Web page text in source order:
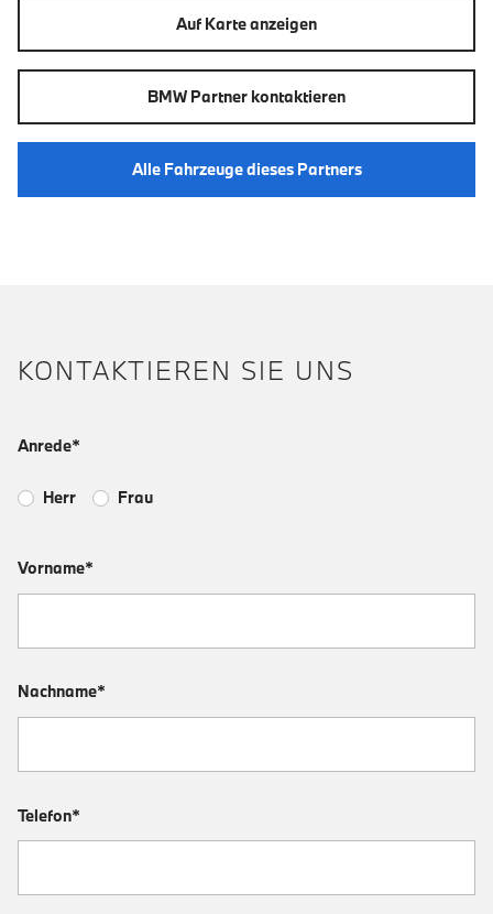
Auf Karte anzeigen
BMW Partner kontaktieren
Alle Fahrzeuge dieses Partners
KONTAKTIEREN SIE UNS
Anrede*
Herr Frau
Vorname*
Nachname*
Telefon*